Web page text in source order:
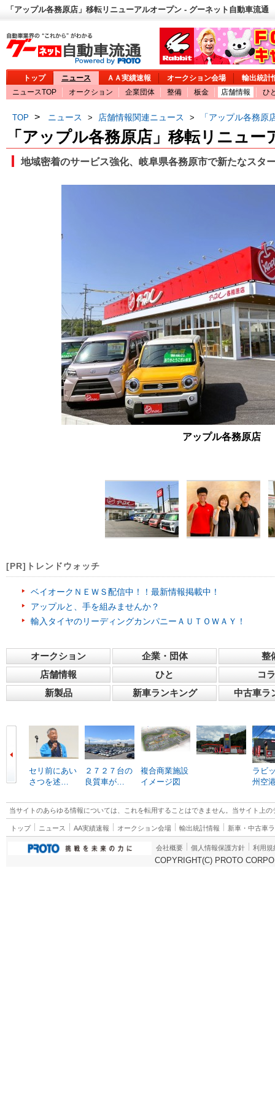
「アップル各務原店」移転リニューアルオープン - グーネット自動車流通
トップ ニュース ＡＡ実績速報 オークション会場
輸出統計
ニュースTOP
オークション 企業団体 整備 板金 店舗情報 ひ
TOP > ニュース > 店舗情報関連ニュース > 「アップル各務
「アップル各務原店」移転リニュー
地域密着のサービス強化、岐阜県各務原市で新たなスタ
アップル各務原店
[PR]トレンドウォッチ
ベイオークＮＥＷＳ配信中！！最新情報掲載中！
アップルと、手を組みませんか？
輸入タイヤのリーディングカンパニーＡＵＴＯＷＡＹ！
オークション 企業・団体
整
店舗情報
ひと
コ
新製品
新車ランキング 中古車ラ
セリ前にあい
さつを述…
２７２７台の
良質車が…
複合商業施設
イメージ図
ラビ
州空
当サイトのあらゆる情報については、これを転用することはできません。当サイト上
トップ ニュース AA実績速報 オークション会場 輸出統計情報 新車・中古車
会社概要 個人情報保護方針 利用規
COPYRIGHT(C) PROTO